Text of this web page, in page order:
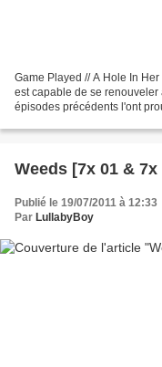
Game Played // A Hole In
est capable de se
épisodes précédents l'ont
Weeds [7x 01 & 7x
Publié le 19/07/2011 à 12:33
Par LullabyBoy